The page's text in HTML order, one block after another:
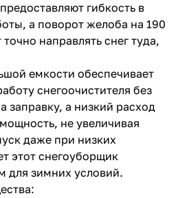
гибкость в
а поворот желоба на 190
направлять снег туда,
емкости обеспечивает
снегоочистителя без
заправку, а низкий расход
не увеличивая
даже при низких
этот снегоуборщик
для зимних условий.
раз в 2 недели